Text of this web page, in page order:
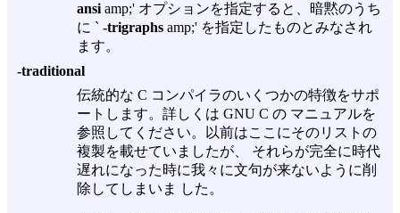
ansi amp;' オプションを指定すると、暗黙のうち
に ` -trigraphs amp;' を指定したものとみなされ
ます。
-traditional
伝統的な C コンパイラのいくつかの特徴をサポ
ートします。詳しくは GNU C の マニュアルを
参照してください。以前はここにそのリストの
複製を載せていましたが、 それらが完全に時代
遅れになった時に我々に文句が来ないように削
除してしまいま した。